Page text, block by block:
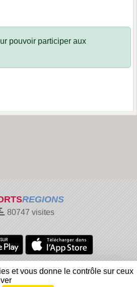
pouvoir participer aux
REGIONS
80747 visites
Gestion des cookies
Signaler un contenu inapproprié
et vous donne le contrôle sur ceux